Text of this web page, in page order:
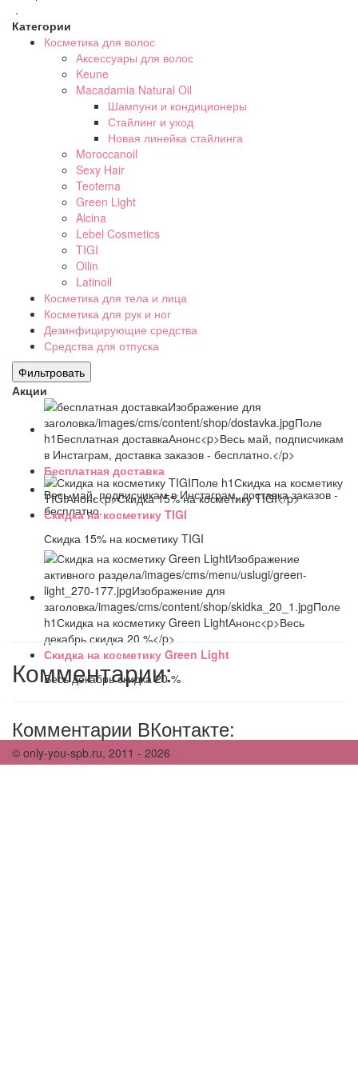
.
Категории
Косметика для волос
Аксессуары для волос
Keune
Macadamia Natural Oil
Шампуни и кондиционеры
Стайлинг и уход
Новая линейка стайлинга
Moroccanoil
Sexy Hair
Teotema
Green Light
Alcina
Lebel Cosmetics
TIGI
Ollin
Latinoil
Косметика для тела и лица
Косметика для рук и ног
Дезинфицирующие средства
Средства для отпуска
Акции
Бесплатная доставка
Весь май, подписчикам в Инстаграм, доставка заказов -
бесплатно.
Скидка на косметику TIGI
Скидка 15% на косметику TIGI
Скидка на косметику Green Light
Весь декабрь скидка 20 %
Комментарии:
Комментарии ВКонтакте:
© only-you-spb.ru, 2011 - 2026